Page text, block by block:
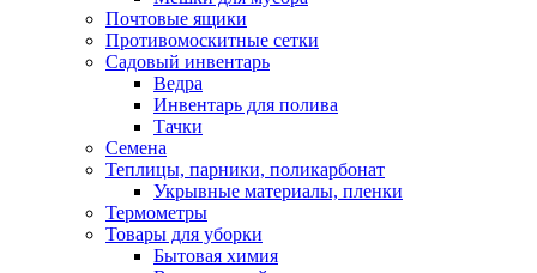
Почтовые ящики
Противомоскитные сетки
Садовый инвентарь
Ведра
Инвентарь для полива
Тачки
Семена
Теплицы, парники, поликарбонат
Укрывные материалы, пленки
Термометры
Товары для уборки
Бытовая химия